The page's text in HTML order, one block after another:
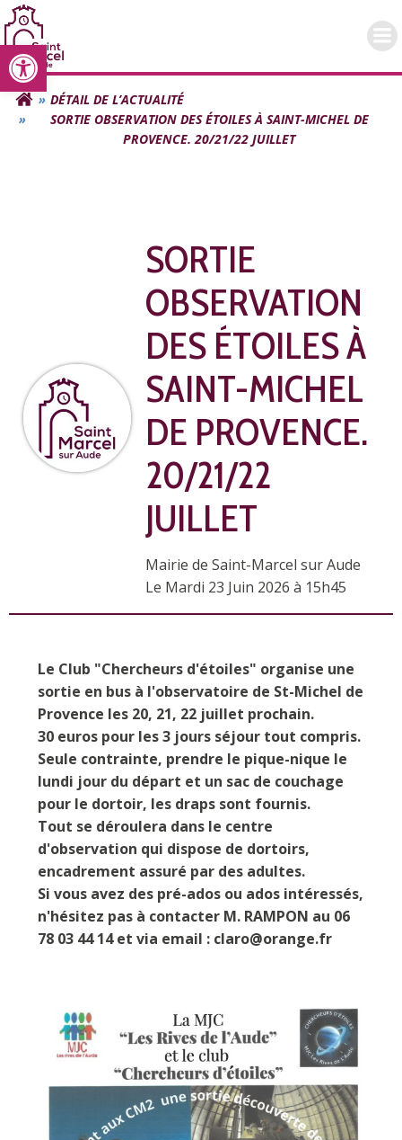
Ouvrir la barre d’outils
Aller
au
contenu
DÉTAIL DE L’ACTUALITÉ
SORTIE OBSERVATION DES ÉTOILES À SAINT-MICHEL DE
PROVENCE. 20/21/22 JUILLET
SORTIE
OBSERVATION
DES ÉTOILES À
SAINT-MICHEL
DE PROVENCE.
20/21/22
JUILLET
Mairie de Saint-Marcel sur Aude
Le Mardi 23 Juin 2026 à 15h45
Le Club "Chercheurs d'étoiles" organise une
sortie en bus à l'observatoire de St-Michel de
Provence les 20, 21, 22 juillet prochain.
30 euros pour les 3 jours séjour tout compris.
Seule contrainte, prendre le pique-nique le
lundi jour du départ et un sac de couchage
pour le dortoir, les draps sont fournis.
Tout se déroulera dans le centre
d'observation qui dispose de dortoirs,
encadrement assuré par des adultes.
Si vous avez des pré-ados ou ados intéressés,
n'hésitez pas à contacter M. RAMPON au 06
78 03 44 14 et via email : claro@orange.fr